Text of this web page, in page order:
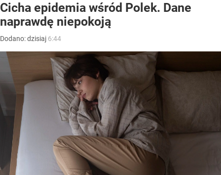
Cicha epidemia wśród Polek. Dane
naprawdę niepokoją
Dodano:dzisiaj 6:44